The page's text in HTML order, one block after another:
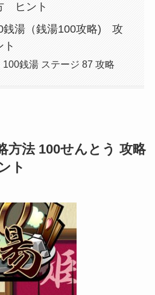
ヒント
銭湯（銭湯100攻略) 攻
ト
100銭湯 ステージ 87 攻略
方法 100せんとう 攻略
ト